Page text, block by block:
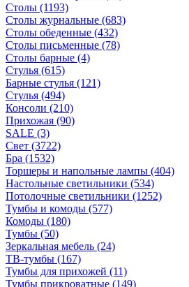
Столы (1193)
Столы журнальные (683)
Столы обеденные (432)
Столы письменные (78)
Столы барные (4)
Стулья (615)
Барные стулья (121)
Стулья (494)
Консоли (210)
Прихожая (90)
SALE (3)
Свет (3722)
Бра (1532)
Торшеры и напольные лампы (404)
Настольные светильники (534)
Потолочные светильники (1252)
Тумбы и комоды (577)
Комоды (180)
Тумбы (50)
Зеркальная мебель (24)
ТВ-тумбы (167)
Тумбы для прихожей (11)
Тумбы прикроватные (149)